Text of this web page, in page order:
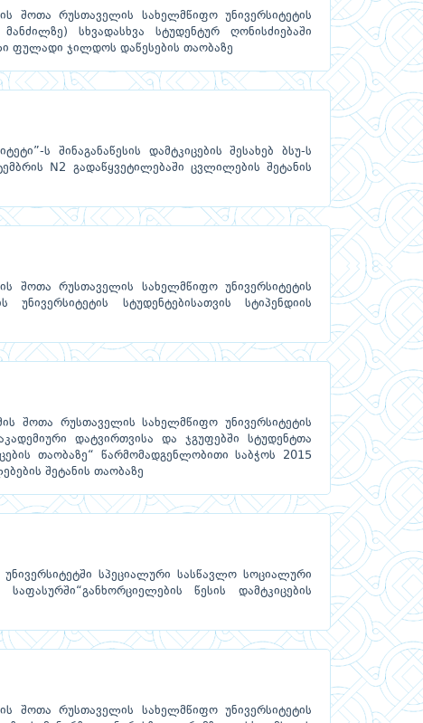
შოთა რუსთაველის სახელმწიფო უნივერსიტეტის
სხვადასხვა სტუდენტურ ღონისძიებაში
ფულადი ჯილდოს დაწესების თაობაზე
ს შინაგანაწესის დამტკიცების შესახებ ბსუ-ს
N2 გადაწყვეტილებაში ცვლილების შეტანის
შოთა რუსთაველის სახელმწიფო უნივერსიტეტის
სტუდენტებისათვის სტიპენდიის
შოთა რუსთაველის სახელმწიფო უნივერსიტეტის
დატვირთვისა და ჯგუფებში სტუდენტთა
თაობაზე“ წარმომადგენლობითი საბჭოს 2015
შეტანის თაობაზე
სპეციალური სასწავლო სოციალური
წესის დამტკიცების
შოთა რუსთაველის სახელმწიფო უნივერსიტეტის